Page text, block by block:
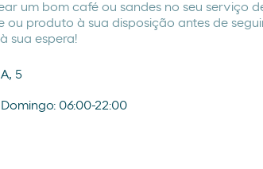
um bom café ou sandes no seu serviço
ou produto à sua disposição antes de
sua espera!
5
06:00-22:00